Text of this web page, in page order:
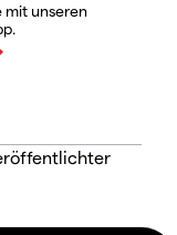
mit unseren